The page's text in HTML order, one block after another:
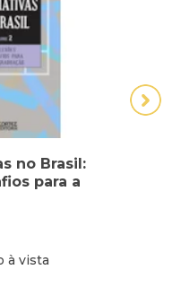
no Brasil:
para a